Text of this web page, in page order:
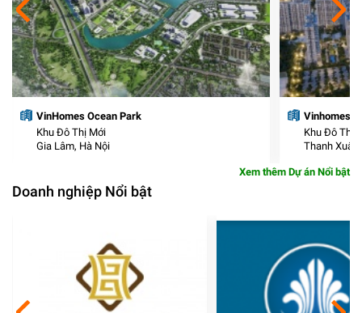
VinHomes Ocean Park
Khu Đô Thị Mới
Gia Lâm, Hà Nội
Vinhomes
Khu Đô Thị
Thanh
Xem thêm Dự án Nổi bật
Doanh nghiệp Nổi bật